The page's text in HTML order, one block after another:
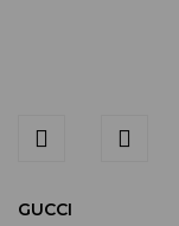
GUCCI